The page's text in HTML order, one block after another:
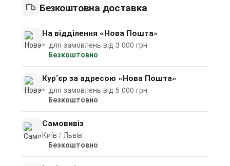
Безкоштовна доставка
На відділення «Нова Пошта»
для замовлень від 3 000 грн
Безкоштовно
Кур’єр за адресою «Нова Пошта»
для замовлень від 5 000 грн
Безкоштовно
Самовивіз
Київ / Львів
Безкоштовно